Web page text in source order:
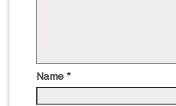
Name *